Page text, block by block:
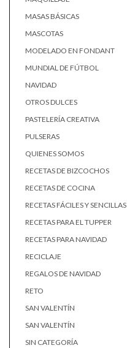
MASAS BÁSICAS
MASCOTAS
MODELADO EN FONDANT
MUNDIAL DE FÚTBOL
NAVIDAD
OTROS DULCES
PASTELERÍA CREATIVA
PULSERAS
QUIENES SOMOS
RECETAS DE BIZCOCHOS
RECETAS DE COCINA
RECETAS FÁCILES Y SENCILLAS
RECETAS PARA EL TUPPER
RECETAS PARA NAVIDAD
RECICLAJE
REGALOS DE NAVIDAD
RETO
SAN VALENTÍN
SAN VALENTÍN
SIN CATEGORÍA